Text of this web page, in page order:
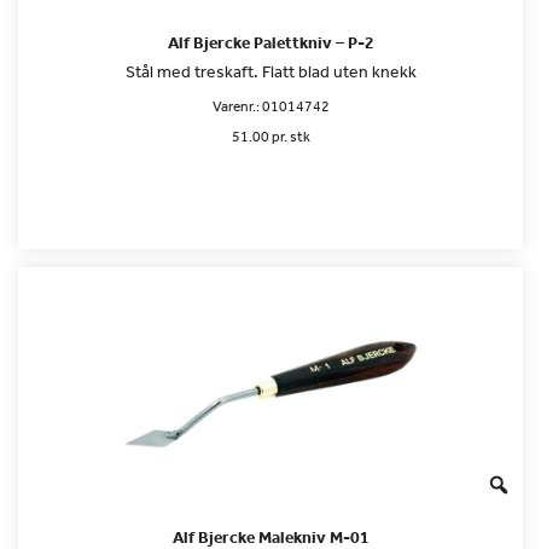
Alf Bjercke Palettkniv – P-2
Stål med treskaft. Flatt blad uten knekk
Varenr.:01014742
51.00 pr. stk
Alf Bjercke Malekniv M-01